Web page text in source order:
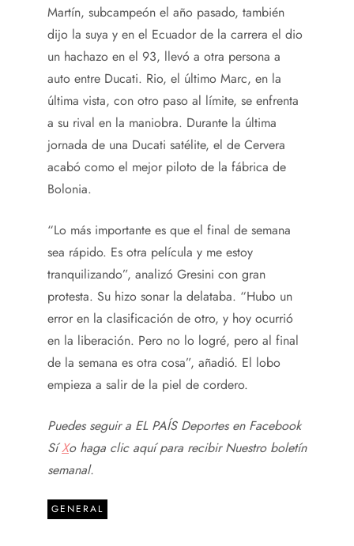
Martín, subcampeón el año pasado, también
dijo la suya y en el Ecuador de la carrera el dio
un hachazo en el 93, llevó a otra persona a
auto entre Ducati. Rio, el último Marc, en la
última vista, con otro paso al límite, se enfrenta
a su rival en la maniobra. Durante la última
jornada de una Ducati satélite, el de Cervera
acabó como el mejor piloto de la fábrica de
Bolonia.
“Lo más importante es que el final de semana
sea rápido. Es otra película y me estoy
tranquilizando”, analizó Gresini con gran
protesta. Su hizo sonar la delataba. “Hubo un
error en la clasificación de otro, y hoy ocurrió
en la liberación. Pero no lo logré, pero al final
de la semana es otra cosa”, añadió. El lobo
empieza a salir de la piel de cordero.
Puedes seguir a EL PAÍS Deportes en Facebook
SíXo haga clic aquí para recibirNuestro boletín
semanal.
GENERAL